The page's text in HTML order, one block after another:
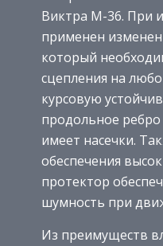
Виктра M-36. При
применен
который
сцепления на
курсовую
продольное
имеет насечки.
обеспечения
протектор
шумность при
Из преимуществ